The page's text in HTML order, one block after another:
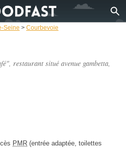
Seine > Courbevoie
restaurant situé avenue gambetta,
PMR (entrée adaptée, toilettes